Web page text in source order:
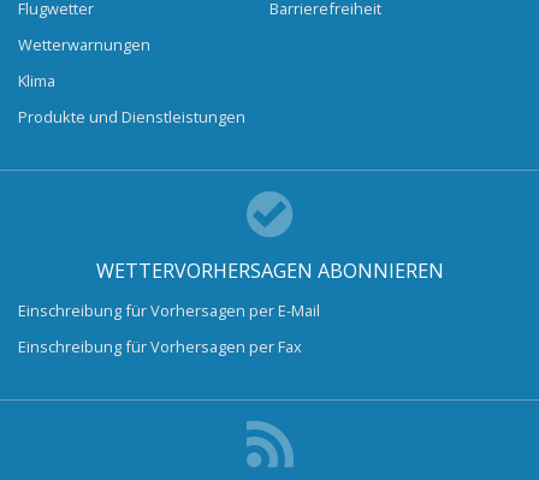
Flugwetter
Wetterwarnungen
Klima
Produkte und Dienstleistungen
Barrierefreiheit
WETTERVORHERSAGEN ABONNIEREN
Einschreibung für Vorhersagen per E-Mail
Einschreibung für Vorhersagen per Fax